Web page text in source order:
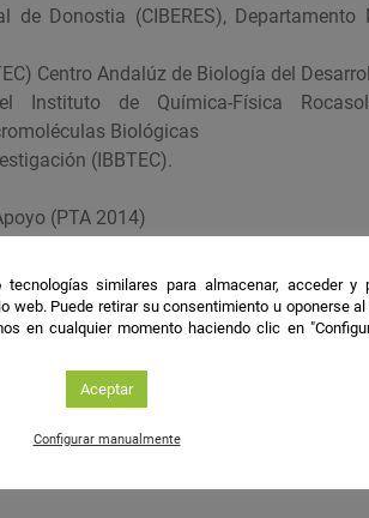
Donostia (CIBERES), Departamento
Centro Andalúz de Biología del
de Química-Física
Biológicas
(IBBTEC).
(PTA 2014)
la gripe
similares para almacenar, acceder y
web. Puede retirar su consentimiento u oponerse
en cualquier momento haciendo clic en
Aceptar
Configurar manualmente